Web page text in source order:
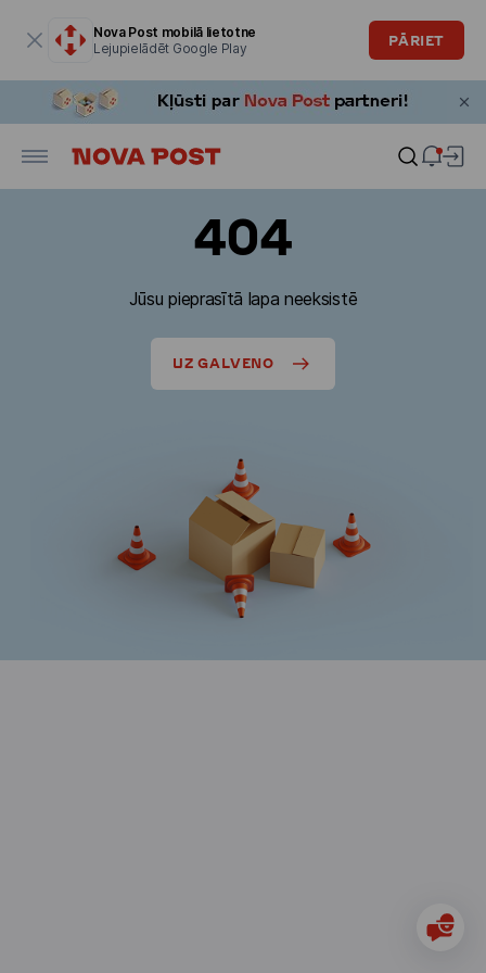
Nova Post mobilā lietotne
Lejupielādēt Google Play
PĀRIET
404
Jūsu pieprasītā lapa neeksistē
UZ GALVENO